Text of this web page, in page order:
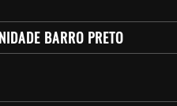
BARRO PRETO